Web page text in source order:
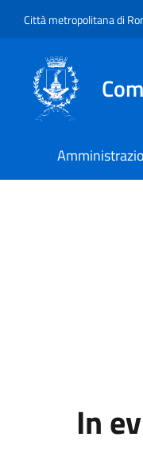
Città metropolitana di
In